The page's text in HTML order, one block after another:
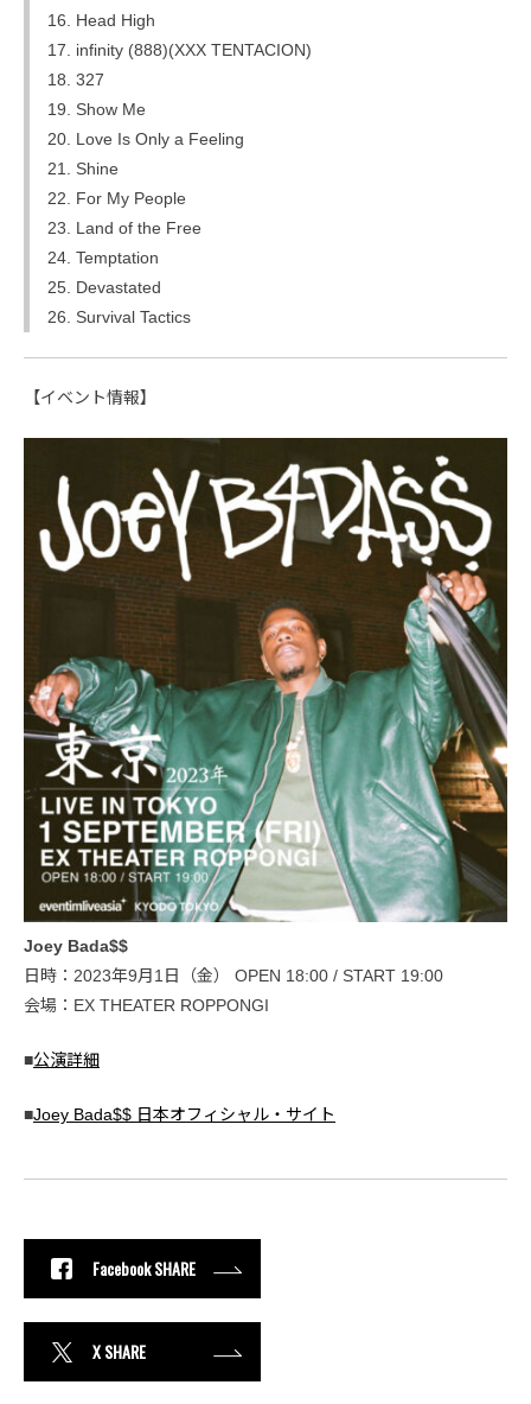
16. Head High
17. infinity (888)(XXX TENTACION)
18. 327
19. Show Me
20. Love Is Only a Feeling
21. Shine
22. For My People
23. Land of the Free
24. Temptation
25. Devastated
26. Survival Tactics
【イベント情報】
Joey Bada$$
日時：2023年9月1日（金） OPEN 18:00 / START 19:00
会場：EX THEATER ROPPONGI
■公演詳細
■Joey Bada$$ 日本オフィシャル・サイト
Facebook SHARE
X SHARE